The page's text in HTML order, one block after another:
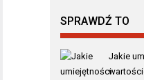
SPRAWDŹ TO
Jakie